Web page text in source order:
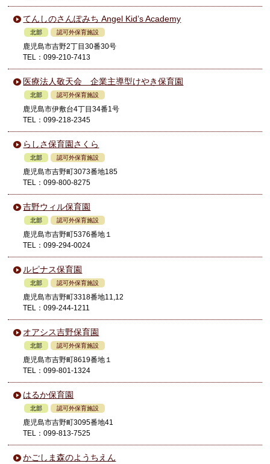
てんしのさんぽみち Angel Kid’s Academy
北部 認可外保育施設
鹿児島市吉野2丁目30番30号
TEL：099-210-7413
医療法人敬天会 企業主導型けやき保育園
北部 認可外保育施設
鹿児島市伊敷台4丁目34番1号
TEL：099-218-2345
らしさ保育園さくら
北部 認可外保育施設
鹿児島市吉野町3073番地185
TEL：099-800-8275
吉野ウィル保育園
北部 認可外保育施設
鹿児島市吉野町5376番地１
TEL：099-294-0024
ルピナス保育園
北部 認可外保育施設
鹿児島市吉野町3318番地11,12
TEL：099-244-1211
オアシス吉野保育園
北部 認可外保育施設
鹿児島市吉野町8619番地１
TEL：099-801-1324
はるか保育園
北部 認可外保育施設
鹿児島市吉野町3095番地41
TEL：099-813-7525
かごしま森のようちえん